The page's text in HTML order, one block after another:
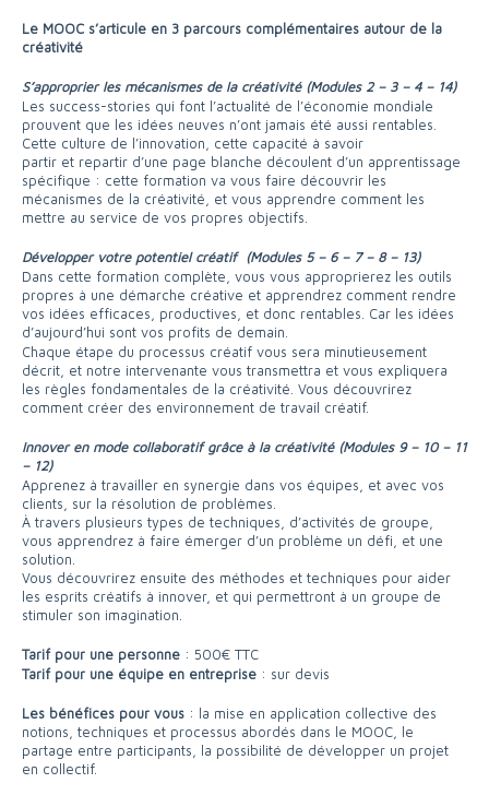
Le MOOC s’articule en 3 parcours complémentaires autour de la
créativité
S’approprier les mécanismes de la créativité (Modules 2 – 3 – 4 – 14)
Les success-stories qui font l’actualité de l’économie mondiale
prouvent que les idées neuves n’ont jamais été aussi rentables.
Cette culture de l’innovation, cette capacité à savoir
partir et repartir d’une page blanche découlent d’un apprentissage
spécifique : cette formation va vous faire découvrir les
mécanismes de la créativité, et vous apprendre comment les
mettre au service de vos propres objectifs.
Développer votre potentiel créatif (Modules 5 – 6 – 7 – 8 – 13)
Dans cette formation complète, vous vous approprierez les outils
propres à une démarche créative et apprendrez comment rendre
vos idées efficaces, productives, et donc rentables. Car les idées
d’aujourd’hui sont vos profits de demain.
Chaque étape du processus créatif vous sera minutieusement
décrit, et notre intervenante vous transmettra et vous expliquera
les règles fondamentales de la créativité. Vous découvrirez
comment créer des environnement de travail créatif.
Innover en mode collaboratif grâce à la créativité (Modules 9 – 10 – 11
– 12)
Apprenez à travailler en synergie dans vos équipes, et avec vos
clients, sur la résolution de problèmes.
À travers plusieurs types de techniques, d’activités de groupe,
vous apprendrez à faire émerger d’un problème un défi, et une
solution.
Vous découvrirez ensuite des méthodes et techniques pour aider
les esprits créatifs à innover, et qui permettront à un groupe de
stimuler son imagination.
Tarif pour une personne : 500€ TTC
Tarif pour une équipe en entreprise : sur devis
Les bénéfices pour vous : la mise en application collective des
notions, techniques et processus abordés dans le MOOC, le
partage entre participants, la possibilité de développer un projet
en collectif.